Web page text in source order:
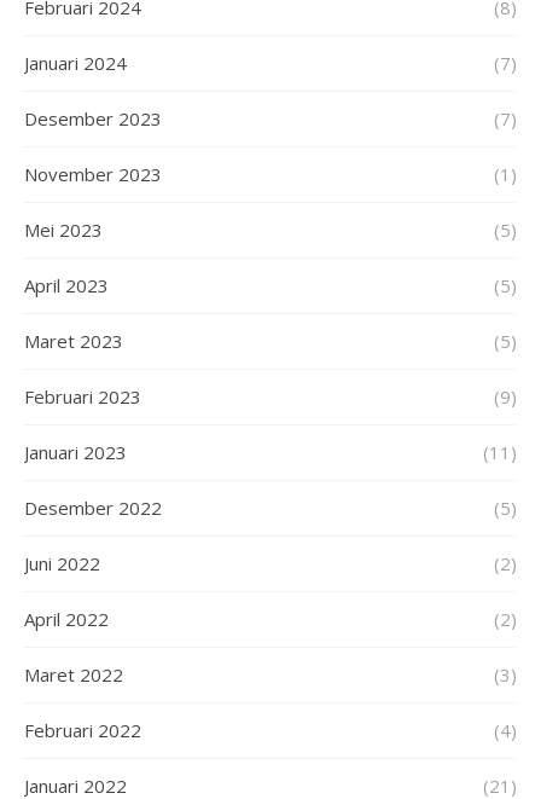
Februari 2024 (8)
Januari 2024 (7)
Desember 2023 (7)
November 2023 (1)
Mei 2023 (5)
April 2023 (5)
Maret 2023 (5)
Februari 2023 (9)
Januari 2023 (11)
Desember 2022 (5)
Juni 2022 (2)
April 2022 (2)
Maret 2022 (3)
Februari 2022 (4)
Januari 2022 (21)